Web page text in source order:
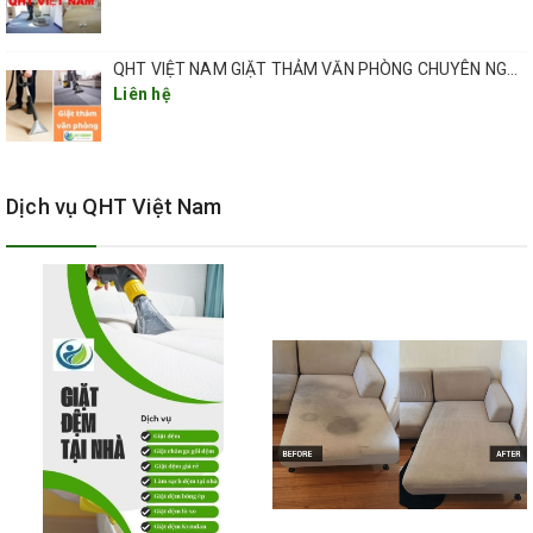
nước trà, cà phê, nước trái cây, chocolate,… Việc đầu tiên bạn
2 – 3 phút cho dung dịch nước lau kính thấm vào vết bẩn, giúp
làm mềm vết bẩn. Sau đó, đặt một miếng khăn trắng, sạch lên đó.
Tiếp theo, bạn cắm bàn là, là nhẹ nhàng trên mặt tấm khăn là có
B. Giặt thảm trải sàn với baking soda
Baking soda có rất nhiều ứng dụng hữu ích trong đời sống, có thể
kể đến như làm sạch, khử mùi hiệu quả mà không gây độc hại cho
sức khỏe con người. Trong số những tác dụng của baking soda,
chúng ta không thể không đề cập tới khả năng giặt thảm trải sàn
ưu việt.
Trước hết, rắc một lớp mỏng baking soda lên bề mặt thảm trải
sàn. Sau đó, đợi khoảng 30 phút rồi sử dụng máy hút bụi để hút
sạch lớp bột này. Lớp bột được hút vào máy sẽ kéo theo bụi bẩn,
nấm mốc trong thảm trải sàn, giúp bạn sở hữu mặt thảm luôn
sạch sẽ như mới.
Liên hệ
Dịch vụ QHT Việt Nam